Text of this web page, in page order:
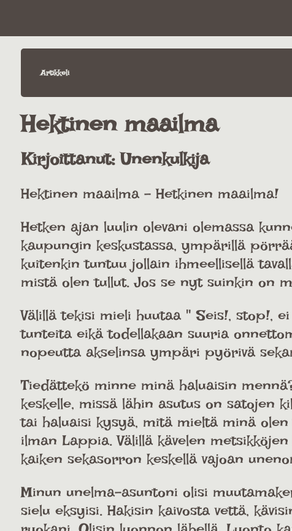
Artikkeli
Hektinen maailma
Kirjoittanut:Unenkulkija
Hektinen maailma - Hetkinen maailma!
Hetken ajan luulin olevani olemassa
kaupungin keskustassa, ympärillä
kuitenkin tuntuu jollain ihmeellisellä
mistä olen tullut. Jos se nyt suinkin on
Välillä tekisi mieli huutaa " Seis!, stop!,
tunteita eikä todellakaan suuria
nopeutta akselinsa ympäri pyörivä
Tiedättekö minne minä haluaisin
keskelle, missä lähin asutus on satojen
tai haluaisi kysyä, mitä mieltä minä
ilman Lappia. Välillä kävelen
kaiken sekasorron keskellä vajoan
Minun unelma-asuntoni olisi
sielu eksyisi. Hakisin kaivosta vettä,